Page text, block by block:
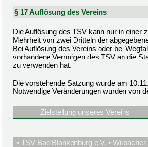
§ 17 Auflösung des Vereins
Die Auflösung des TSV kann nur in einer
Mehrheit von zwei Dritteln der
Bei Auflösung des Vereins oder bei
vorhandene Vermögen des TSV an die
zu verwenden hat.
Die vorstehende Satzung wurde am
Notwendige Veränderungen wurden von
Zielstellung unseres Vereins
• TSV Bad Blankenburg e.V. •